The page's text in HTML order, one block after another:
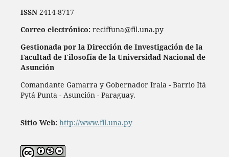
ISSN2414-8717
Correo electrónico: reciffuna@fil.una.py
Gestionada por la Dirección de Investigación de la
Facultad de Filosofía de la Universidad Nacional de
Asunción
Comandante Gamarra y Gobernador Irala - Barrio Itá
Pytá Punta - Asunción - Paraguay.
Sitio Web: http://www.fil.una.py